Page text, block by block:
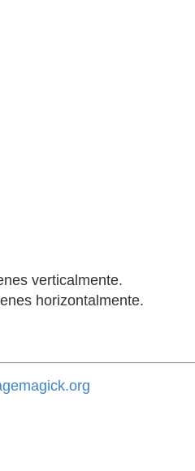
verticalmente.
horizontalmente.